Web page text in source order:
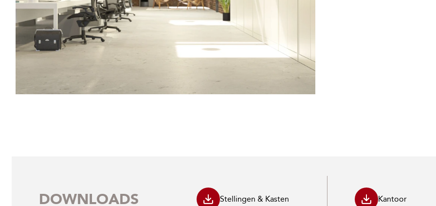
DOWNLOADS Stellingen & Kasten Kantoor